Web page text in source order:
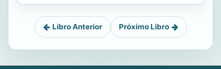
Libro Anterior Próximo Libro